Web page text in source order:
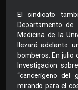
El sindicato
Departamento de
Medicina de la
llevará adelante
bomberos. En julio
Investigación
“cancerígeno del
mirando para el